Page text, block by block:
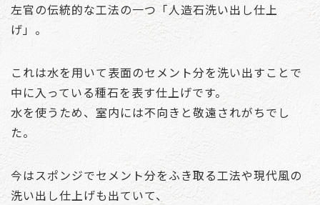
左官の伝統的な工法の一つ「人造石洗い出し仕上
げ」。
これは水を用いて表面のセメント分を洗い出すことで
中に入っている種石を表す仕上げです。
水を使うため、室内には不向きと敬遠されがちでし
た。
今はスポンジでセメント分をふき取る工法や現代風の
洗い出し仕上げも出ていて、